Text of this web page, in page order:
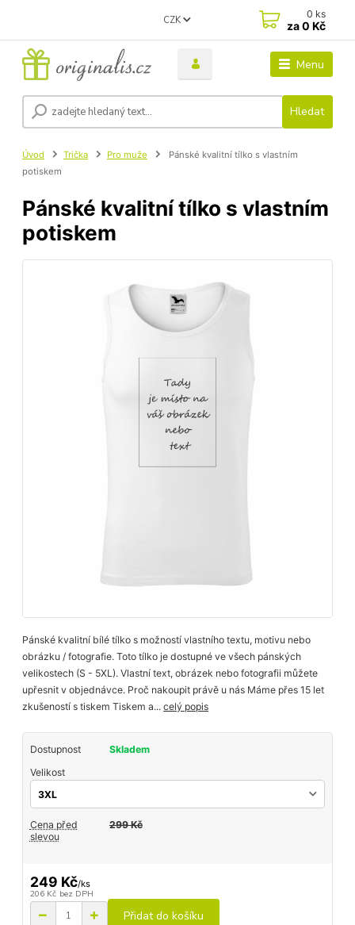
Menu
CZK
Hledat
0 ks
za0 Kč
Úvod Trička Pro muže
Pánské kvalitní tílko s vlastním
potiskem
Pánské kvalitní tílko s vlastním
potiskem
Pánské kvalitní bílé tílko s možností vlastního textu, motivu nebo
obrázku / fotografie. Toto tílko je dostupné ve všech pánských
velikostech (S - 5XL). Vlastní text, obrázek nebo fotografii můžete
upřesnit v objednávce. Proč nakoupit právě u nás Máme přes 15 let
zkušeností s tiskem Tiskem a...celý popis
Dostupnost
Skladem
Velikost
Cena před
slevou
299 Kč
249 Kč/ks
206 Kč bez DPH
Přidat do košíku